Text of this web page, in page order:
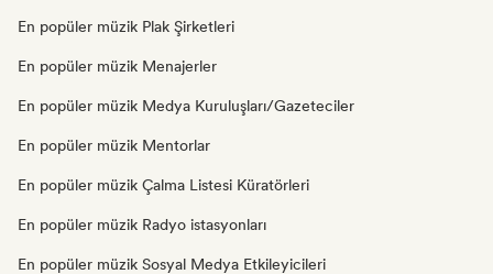
En popüler müzik Plak Şirketleri
En popüler müzik Menajerler
En popüler müzik Medya Kuruluşları/Gazeteciler
En popüler müzik Mentorlar
En popüler müzik Çalma Listesi Küratörleri
En popüler müzik Radyo istasyonları
En popüler müzik Sosyal Medya Etkileyicileri